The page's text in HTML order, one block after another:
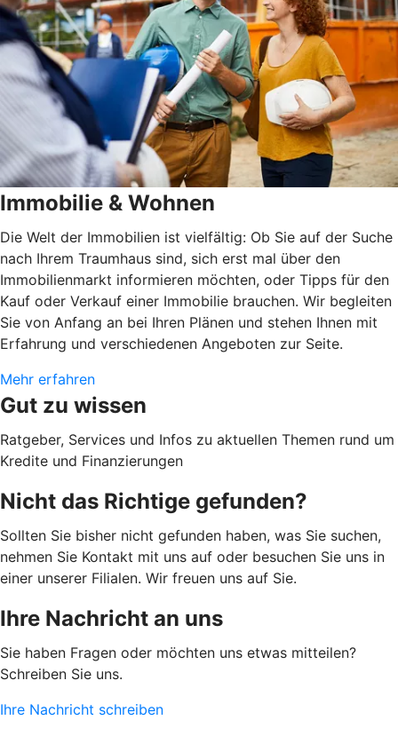
Immobilie & Wohnen
Die Welt der Immobilien ist vielfältig: Ob Sie auf der Suche
nach Ihrem Traumhaus sind, sich erst mal über den
Immobilienmarkt informieren möchten, oder Tipps für den
Kauf oder Verkauf einer Immobilie brauchen. Wir begleiten
Sie von Anfang an bei Ihren Plänen und stehen Ihnen mit
Erfahrung und verschiedenen Angeboten zur Seite.
Mehr erfahren
Gut zu wissen
Ratgeber, Services und Infos zu aktuellen Themen rund um
Kredite und Finanzierungen
Nicht das Richtige gefunden?
Sollten Sie bisher nicht gefunden haben, was Sie suchen,
nehmen Sie Kontakt mit uns auf oder besuchen Sie uns in
einer unserer Filialen. Wir freuen uns auf Sie.
Ihre Nachricht an uns
Sie haben Fragen oder möchten uns etwas mitteilen?
Schreiben Sie uns.
Ihre Nachricht schreiben